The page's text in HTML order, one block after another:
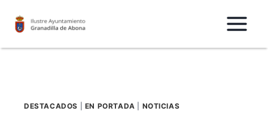
DESTACADOS EN PORTADA NOTICIAS